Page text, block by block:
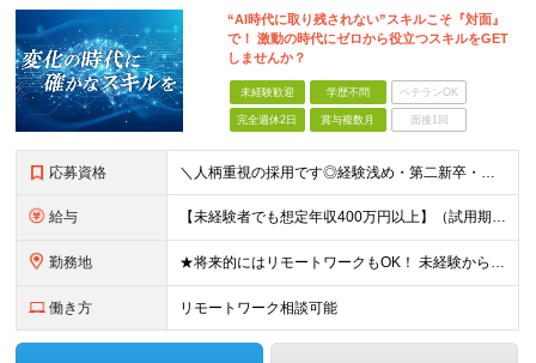
“AI時代に取り残されない”スキルこそ『対面』
で！ 激動の時代にゼロから役立つスキルをGET
しませんか？
未経験歓迎 学歴不問 ベテランOK
完全週休2日 賞与複数月 面接1回
応募資格 ＼人柄重視の採用です◎経験浅め・第二新卒・独学のみの方も歓迎／ ★独学でITを学んでいる方は大歓迎です ★半年ほどのエンジニア経験の方も一からしっかり育成します ★現在の部長職は全員が未経験からスター
給与 【未経験者でも想定年収400万円以上】（試用期間終了後の想定年収） ■月給27万円～＋賞与（3.5ヶ月分）＋業績賞与（15期以上連続で支給） ※ご経験・スキルを考慮して決定いたします ※給与改定：年1
勤務地 ★将来的にはリモートワークもOK！ 未経験から入社して8ヶ月後にフルリモートで活躍中の実例あり ★客先常駐をしないプロジェクトもあり 会社全体で新しいワークスタイルを目指しています。 今回配属される
働き方 リモートワーク相談可能